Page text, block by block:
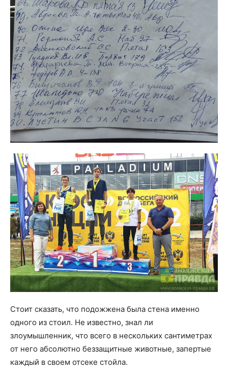
Стоит сказать, что подожжена была стена именно
одного из стоил. Не известно, знал ли
злоумышленник, что всего в нескольких сантиметрах
от него абсолютно беззащитные животные, запертые
каждый в своем отсеке стойла.